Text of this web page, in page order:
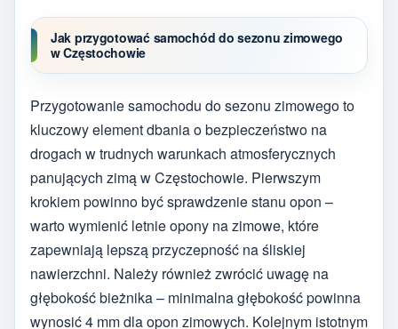
Jak przygotować samochód do sezonu zimowego
w Częstochowie
Przygotowanie samochodu do sezonu zimowego to
kluczowy element dbania o bezpieczeństwo na
drogach w trudnych warunkach atmosferycznych
panujących zimą w Częstochowie. Pierwszym
krokiem powinno być sprawdzenie stanu opon –
warto wymienić letnie opony na zimowe, które
zapewniają lepszą przyczepność na śliskiej
nawierzchni. Należy również zwrócić uwagę na
głębokość bieżnika – minimalna głębokość powinna
wynosić 4 mm dla opon zimowych. Kolejnym istotnym